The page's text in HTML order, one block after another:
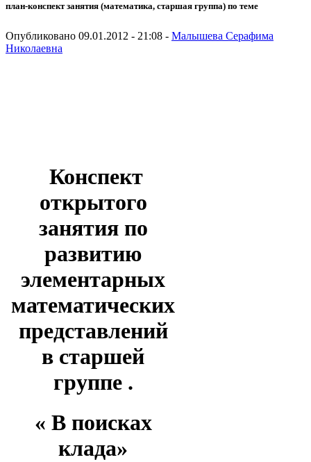
план-конспект занятия (математика, старшая группа) по теме
Опубликовано 09.01.2012 - 21:08 - Малышева Серафима
Николаевна
Конспект
открытого
занятия по
развитию
элементарных
математических
представлений
в старшей
группе .
« В поисках
клада»